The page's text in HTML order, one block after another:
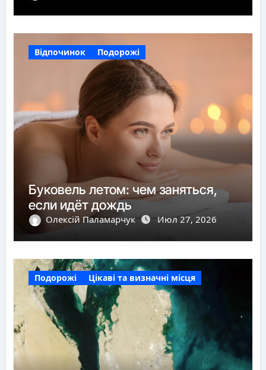
Відпочинок Подорожі
Буковель летом: чем заняться,
если идёт дождь
Олексій Паламарчук Июл 27, 2026
Подорожі Цікаві та визначні місця